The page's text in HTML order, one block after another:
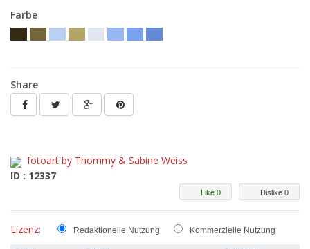
Farbe
Share
fotoart by Thommy & Sabine Weiss
ID : 12337
Dislike 0
Like 0
Lizenz: Redaktionelle Nutzung Kommerzielle Nutzung